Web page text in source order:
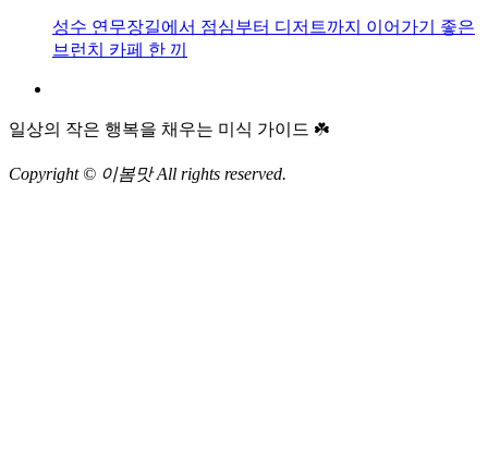
성수 연무장길에서 점심부터 디저트까지 이어가기 좋은
브런치 카페 한 끼
일상의 작은 행복을 채우는 미식 가이드 ☘️
Copyright © 이봄맛 All rights reserved.